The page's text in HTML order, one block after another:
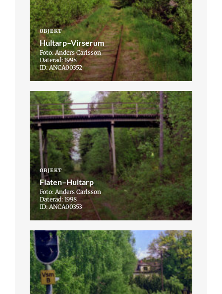
OBJEKT
Hultarp–Virserum
Foto: Anders Carlsson
Daterad: 1998
ID: ANCA00352
OBJEKT
Flaten–Hultarp
Foto: Anders Carlsson
Daterad: 1998
ID: ANCA00353